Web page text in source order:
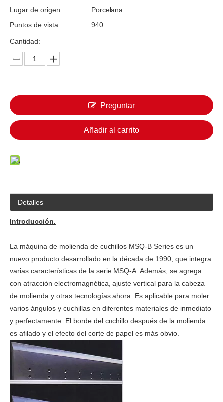
Lugar de origen:
Porcelana
Puntos de vista:
940
Cantidad:
Preguntar
Añadir al carrito
Detalles
Introducción.
La máquina de molienda de cuchillos MSQ-B Series es un
nuevo producto desarrollado en la década de 1990, que integra
varias características de la serie MSQ-A. Además, se agrega
con atracción electromagnética, ajuste vertical para la cabeza
de molienda y otras tecnologías ahora. Es aplicable para moler
varios ángulos y cuchillas en diferentes materiales de inmediato
y perfectamente. El borde del cuchillo después de la molienda
es afilado y el efecto del corte de papel es más obvio.